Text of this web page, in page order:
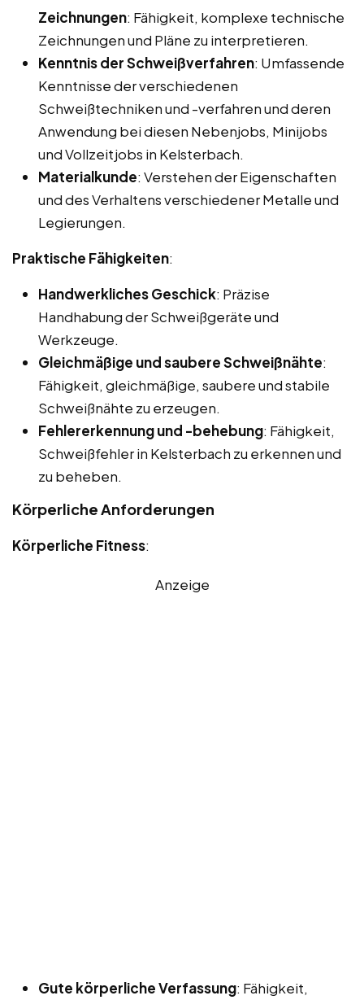
Zeichnungen: Fähigkeit, komplexe technische
Zeichnungen und Pläne zu interpretieren.
Kenntnis der Schweißverfahren: Umfassende
Kenntnisse der verschiedenen
Schweißtechniken und -verfahren und deren
Anwendung bei diesen Nebenjobs, Minijobs
und Vollzeitjobs in Kelsterbach.
Materialkunde: Verstehen der Eigenschaften
und des Verhaltens verschiedener Metalle und
Legierungen.
Praktische Fähigkeiten:
Handwerkliches Geschick: Präzise
Handhabung der Schweißgeräte und
Werkzeuge.
Gleichmäßige und saubere Schweißnähte:
Fähigkeit, gleichmäßige, saubere und stabile
Schweißnähte zu erzeugen.
Fehlererkennung und -behebung: Fähigkeit,
Schweißfehler in Kelsterbach zu erkennen und
zu beheben.
Körperliche Anforderungen
Körperliche Fitness:
Anzeige
Gute körperliche Verfassung: Fähigkeit,